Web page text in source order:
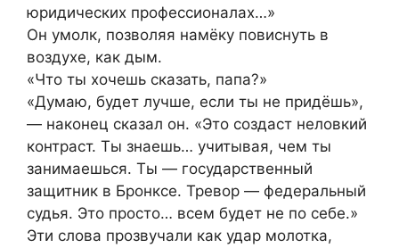
юридических профессионалах…»
Он умолк, позволяя намёку повиснуть в
воздухе, как дым.
«Что ты хочешь сказать, папа?»
«Думаю, будет лучше, если ты не придёшь»,
— наконец сказал он. «Это создаст неловкий
контраст. Ты знаешь… учитывая, чем ты
занимаешься. Ты — государственный
защитник в Бронксе. Тревор — федеральный
судья. Это просто… всем будет не по себе.»
Эти слова прозвучали как удар молотка,